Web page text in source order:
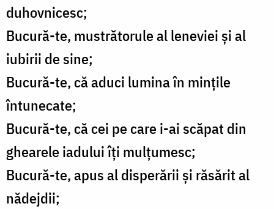
duhovnicesc;
Bucură-te, mustrătorule al leneviei şi al
iubirii de sine;
Bucură-te, că aduci lumina în minţile
întunecate;
Bucură-te, că cei pe care i-ai scăpat din
ghearele iadului îţi mulţumesc;
Bucură-te, apus al disperării şi răsărit al
nădejdii;